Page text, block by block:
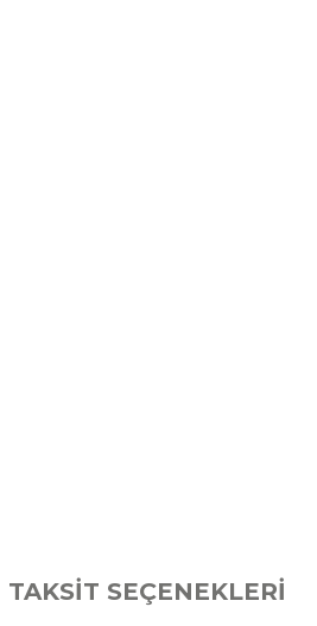
TAKSİT SEÇENEKLERİ